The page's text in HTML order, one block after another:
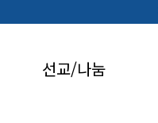
선교/나눔